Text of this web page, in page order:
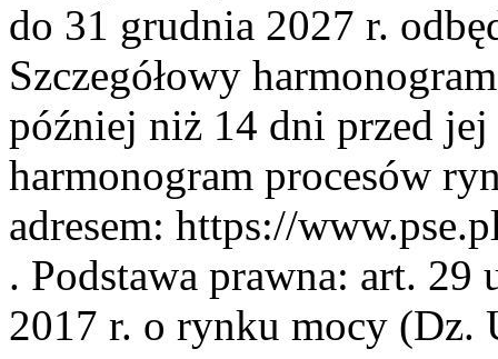
do 31 grudnia 2027 r.
Szczegółowy
później niż 14 dni przed
harmonogram procesów
adresem: https://
. Podstawa prawna: art. 29
2017 r. o rynku mocy (Dz.